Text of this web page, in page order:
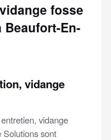
fosse
En-
vidange
vidange
Solutions sont